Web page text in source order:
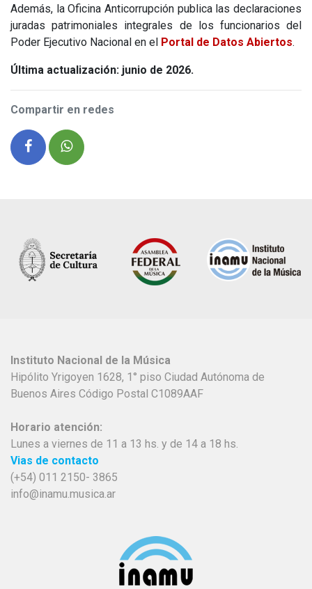
Además, la Oficina Anticorrupción publica las declaraciones
juradas patrimoniales integrales de los funcionarios del
Poder Ejecutivo Nacional en el Portal de Datos Abiertos.
Última actualización: junio de 2026.
Compartir en redes
Instituto Nacional de la Música
Hipólito Yrigoyen 1628, 1° piso Ciudad Autónoma de
Buenos Aires Código Postal C1089AAF
Horario atención:
Lunes a viernes de 11 a 13 hs. y de 14 a 18 hs.
Vias de contacto
(+54) 011 2150- 3865
info@inamu.musica.ar